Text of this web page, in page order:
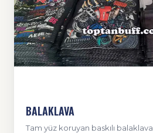
BALAKLAVA
Tam yüz koruyan baskılı balaklava.